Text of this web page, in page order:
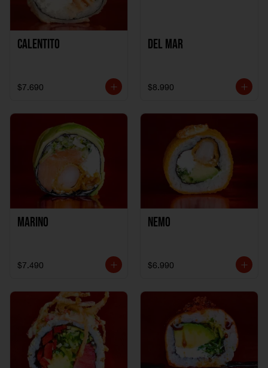
Calentito
$7.690
Del Mar
$8.990
Marino
$7.490
Nemo
$6.990